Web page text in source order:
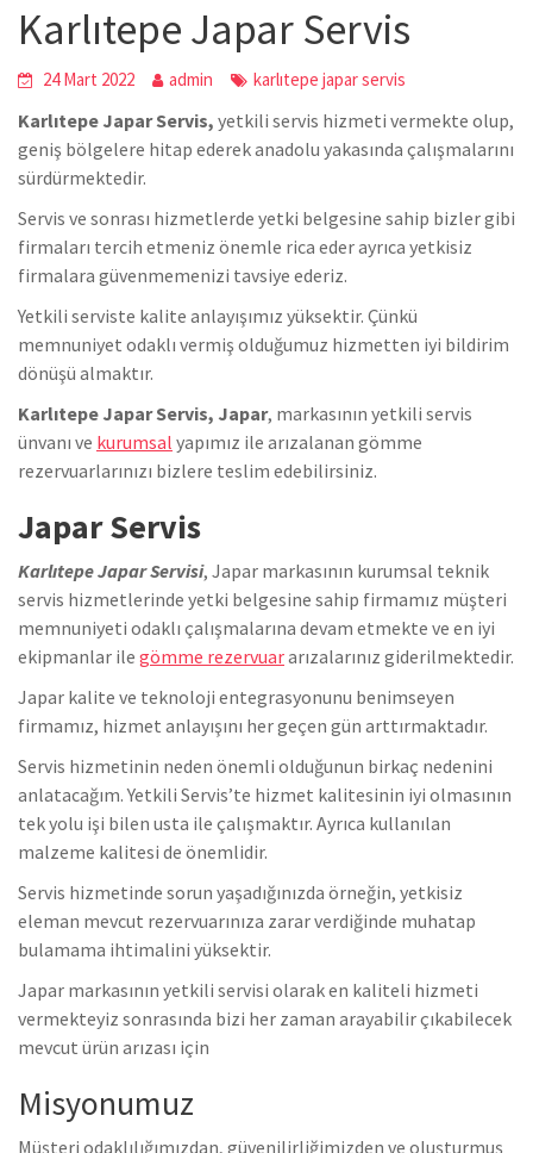
Karlıtepe Japar Servis
24 Mart 2022 admin karlıtepe japar servis
Karlıtepe Japar Servis, yetkili servis hizmeti vermekte olup,
geniş bölgelere hitap ederek anadolu yakasında çalışmalarını
sürdürmektedir.
Servis ve sonrası hizmetlerde yetki belgesine sahip bizler gibi
firmaları tercih etmeniz önemle rica eder ayrıca yetkisiz
firmalara güvenmemenizi tavsiye ederiz.
Yetkili serviste kalite anlayışımız yüksektir. Çünkü
memnuniyet odaklı vermiş olduğumuz hizmetten iyi bildirim
dönüşü almaktır.
Karlıtepe Japar Servis, Japar, markasının yetkili servis
ünvanı ve kurumsal yapımız ile arızalanan gömme
rezervuarlarınızı bizlere teslim edebilirsiniz.
Japar Servis
Karlıtepe Japar Servisi, Japar markasının kurumsal teknik
servis hizmetlerinde yetki belgesine sahip firmamız müşteri
memnuniyeti odaklı çalışmalarına devam etmekte ve en iyi
ekipmanlar ile gömme rezervuararızalarınız giderilmektedir.
Japar kalite ve teknoloji entegrasyonunu benimseyen
firmamız, hizmet anlayışını her geçen gün arttırmaktadır.
Servis hizmetinin neden önemli olduğunun birkaç nedenini
anlatacağım. Yetkili Servis’te hizmet kalitesinin iyi olmasının
tek yolu işi bilen usta ile çalışmaktır. Ayrıca kullanılan
malzeme kalitesi de önemlidir.
Servis hizmetinde sorun yaşadığınızda örneğin, yetkisiz
eleman mevcut rezervuarınıza zarar verdiğinde muhatap
bulamama ihtimalini yüksektir.
Japar markasının yetkili servisi olarak en kaliteli hizmeti
vermekteyiz sonrasında bizi her zaman arayabilir çıkabilecek
mevcut ürün arızası için
Misyonumuz
Müşteri odaklılığımızdan, güvenilirliğimizden ve oluşturmuş